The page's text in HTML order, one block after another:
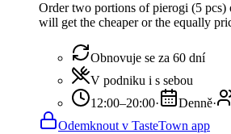
Order two portions of pierogi (5 pcs)
will get the cheaper or the equally
Obnovuje se za 60 dní
V podniku i s sebou
12:00–20:00· Denně·
Odemknout v TasteTown app